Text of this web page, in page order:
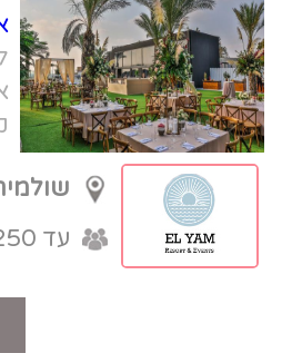
אל ים EL YAM
- שפע
לאירוע שלך. גן
אולם אירועים, מתחם
קטנים, חדרי לינה,
ועוד.
שולמית 3, חוף פולג, נתניה
כשר